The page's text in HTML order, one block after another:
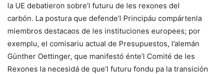
la UE debatieron sobre’l futuru de les rexones del
carbón. La postura que defende’l Principáu compártenla
miembros destacaos de les instituciones europees; por
exemplu, el comisariu actual de Presupuestos, l’alemán
Günther Oettinger, que manifestó énte’l Comité de les
Rexones la necesidá de que’l futuru fondu pa la transición